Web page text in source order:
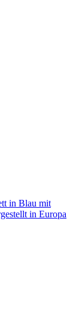
in Blau mit
in Europa